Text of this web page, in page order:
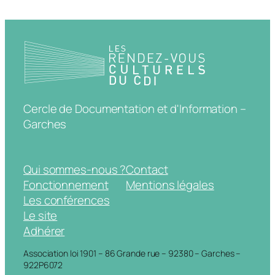
Cercle de Documentation et d'Information –
Garches
Qui sommes-nous ?
Fonctionnement
Les conférences
Le site
Adhérer
Contact
Mentions légales
Association loi 1901 – 86 Grande rue – 92380 – Garches –
922P6072